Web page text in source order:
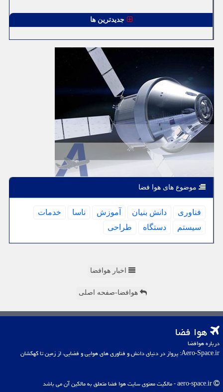
جدیدترین ها
موضوع های هوا فضا
فناوری دانش بنیان آموزش ناسا
خدمات
سیستم
دستگاه طراحی
اخبار هوافضا
هوافضا-صفحه اصلی
هوا فضا
درباره هوافضا
Aero-Space.ir: پرواز در دنیای دانش و فناوری های هوایی و فضایی، از زمین تا کهکشان